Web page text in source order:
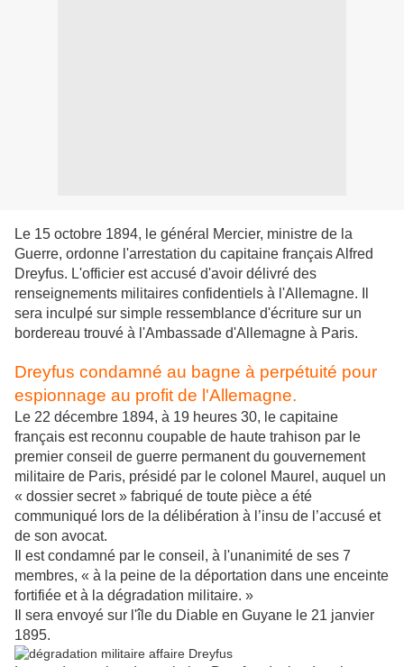
Le 15 octobre 1894, le général Mercier, ministre de la
Guerre, ordonne l'arrestation du capitaine français Alfred
Dreyfus. L'officier est accusé d'avoir délivré des
renseignements militaires confidentiels à l'Allemagne. Il
sera inculpé sur simple ressemblance d'écriture sur un
bordereau trouvé à l'Ambassade d'Allemagne à Paris.
Dreyfus condamné au bagne à perpétuité pour
espionnage au profit de l'Allemagne.
Le 22 décembre 1894, à 19 heures 30, le capitaine
français est reconnu coupable de haute trahison par le
premier conseil de guerre permanent du gouvernement
militaire de Paris, présidé par le colonel Maurel, auquel un
« dossier secret » fabriqué de toute pièce a été
communiqué lors de la délibération à l’insu de l’accusé et
de son avocat.
Il est condamné par le conseil, à l'unanimité de ses 7
membres, « à la peine de la déportation dans une enceinte
fortifiée et à la dégradation militaire. »
Il sera envoyé sur l'île du Diable en Guyane le 21 janvier
1895.